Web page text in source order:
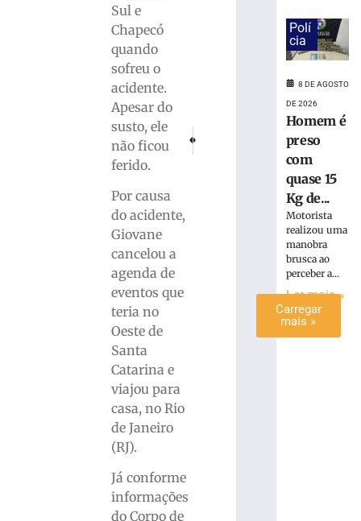
Sul e
Chapecó
quando
sofreu o
acidente.
Apesar do
susto, ele
não ficou
ferido.
Por causa
do acidente,
Giovane
cancelou a
agenda de
eventos que
teria no
Oeste de
Santa
Catarina e
viajou para
casa, no Rio
de Janeiro
(RJ).
Já conforme
informações
do Corpo de
Idoso é morto e esposa torturada
Polícia Militar de Brusque realiza
Moda
Vôlei
estreia
vitória
Campeonato
Catarinense
agosto
Carregar
mais »
Polí
cia
8 DE AGOSTO
DE 2026
Homem é
preso
com
quase 15
Kg de...
Motorista
realizou uma
manobra
brusca ao
perceber a...
Ler mais »